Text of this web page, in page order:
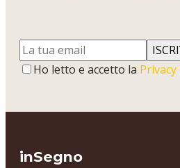
Ho letto e accetto la Privacy
inSegno